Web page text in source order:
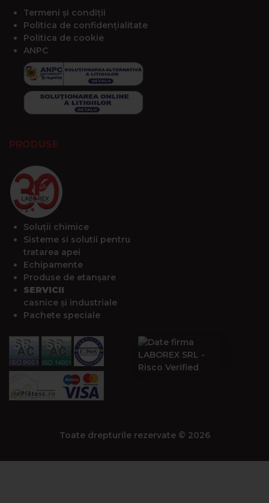
Termeni și condiții
Politica de confidențialitate
Politica de cookie
ANPC
PRODUSE
Soluții chimice
Sisteme si solutii pentru
tratarea apei
Echipamente
Produse de etanșare
SERVICII
casnice și industriale
Pachete speciale
Toate drepturile rezervate © 2026